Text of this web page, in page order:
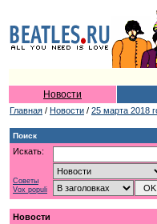
Новости
Главная / Новости / 25 марта 2018
Поиск
Искать:
Советы
Vox populi
Новости